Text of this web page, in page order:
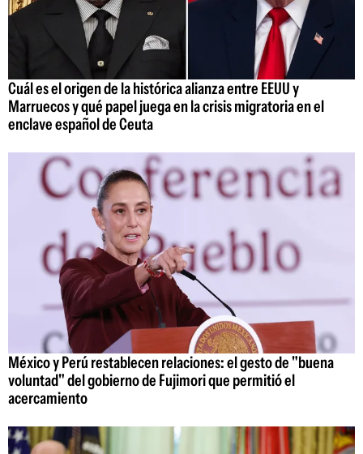
Cuál es el origen de la histórica alianza entre EEUU y
Marruecos y qué papel juega en la crisis migratoria en el
enclave español de Ceuta
México y Perú restablecen relaciones: el gesto de "buena
voluntad" del gobierno de Fujimori que permitió el
acercamiento